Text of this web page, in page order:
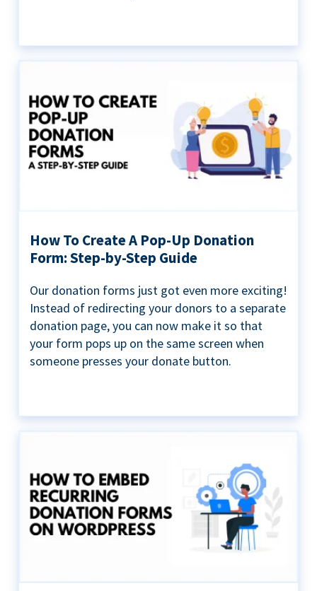
How To Create A Pop-Up Donation
Form: Step-by-Step Guide
Our donation forms just got even more exciting!
Instead of redirecting your donors to a separate
donation page, you can now make it so that
your form pops up on the same screen when
someone presses your donate button.